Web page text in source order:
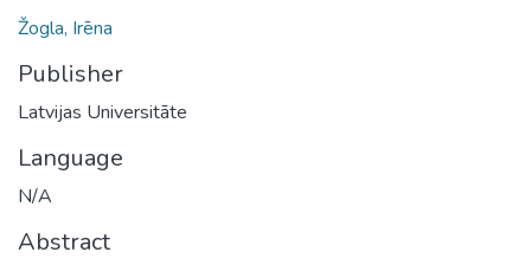
Žogla, Irēna
Publisher
Latvijas Universitāte
Language
N/A
Abstract